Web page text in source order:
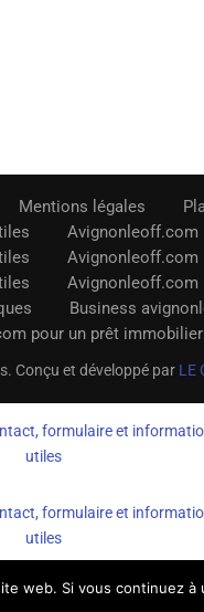
Mentions légales
Avignonleoff.com
Avignonleoff.com
Avignonleoff.com
Business
pour un prêt immobilier
Conçu et développé par LE
formulaire et
utiles
formulaire et
utiles
web. Si vous continuez